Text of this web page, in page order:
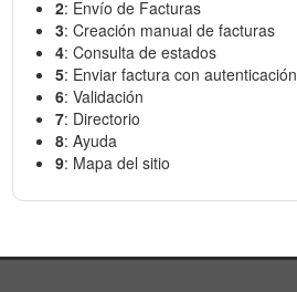
2: Envío de Facturas
3: Creación manual de facturas
4: Consulta de estados
5: Enviar factura con autenticación
6: Validación
7: Directorio
8: Ayuda
9: Mapa del sitio